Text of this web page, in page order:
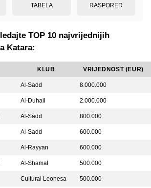
TABELA RASPORED
TOP 10 najvrijednijih
Katara:
KLUB VRIJEDNOST (EUR)
Al-Sadd 8.000.000
Al-Duhail 2.000.000
Al-Sadd 800.000
Al-Sadd 600.000
Al-Rayyan 600.000
Al-Shamal 500.000
Cultural Leonesa 500.000